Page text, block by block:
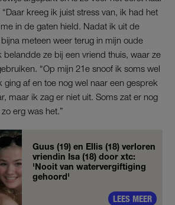
kreeg ik juist stress van, ik had het
in de gaten hield. Nadat ik uit de
meteen weer terug in mijn oude
belandde ze bij een vriend thuis, waar ze
“Op mijn 21e snoof ik soms wel
ging af en toe nog wel naar een gesprek
maar ik zag er niet uit. Soms zat er nog
erg was het.”
Guus (19) en Ellis (18) verloren
vriendin Isa (18) door xtc:
'Nooit van watervergiftiging
gehoord'
LEES MEER